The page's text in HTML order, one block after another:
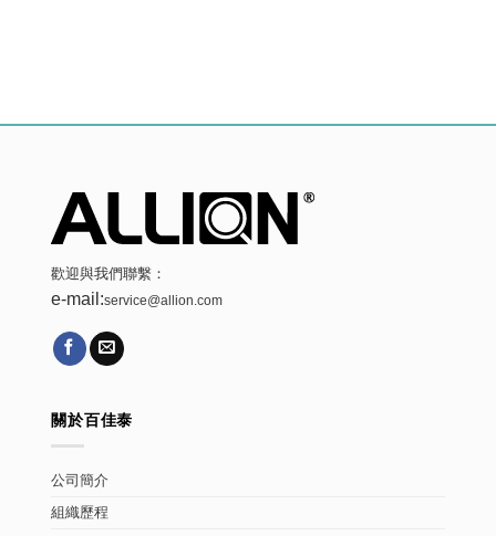
歡迎與我們聯繫：
e-mail:service@allion.com
關於百佳泰
公司簡介
組織歷程